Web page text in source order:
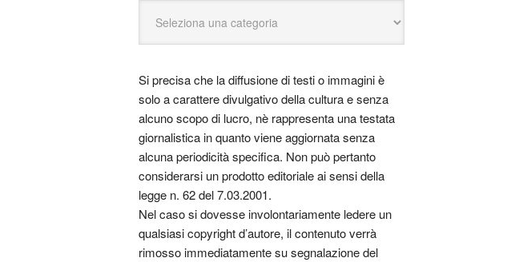
Si precisa che la diffusione di testi o immagini è
solo a carattere divulgativo della cultura e senza
alcuno scopo di lucro, nè rappresenta una testata
giornalistica in quanto viene aggiornata senza
alcuna periodicità specifica. Non può pertanto
considerarsi un prodotto editoriale ai sensi della
legge n. 62 del 7.03.2001.
Nel caso si dovesse involontariamente ledere un
qualsiasi copyright d’autore, il contenuto verrà
rimosso immediatamente su segnalazione del